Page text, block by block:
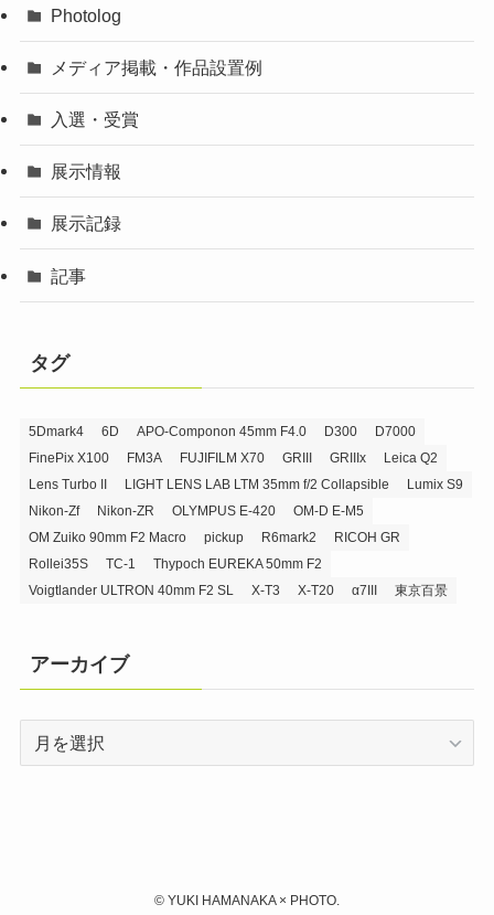
Photolog
メディア掲載・作品設置例
入選・受賞
展示情報
展示記録
記事
タグ
5Dmark4 6D APO-Componon 45mm F4.0 D300
D7000
FinePix X100
FM3A FUJIFILM X70 GRIII GRIIIx
Leica Q2
Lens Turbo II
LIGHT LENS LAB LTM 35mm f/2 Collapsible
Lumix S9
Nikon-Zf
Nikon-ZR OLYMPUS E-420
OM-D E-M5
OM Zuiko 90mm F2 Macro
pickup R6mark2
RICOH GR
Rollei35S
TC-1
Thypoch EUREKA 50mm F2
Voigtlander ULTRON 40mm F2 SL
X-T3 X-T20 α7III 東京百景
アーカイブ
© YUKI HAMANAKA × PHOTO.